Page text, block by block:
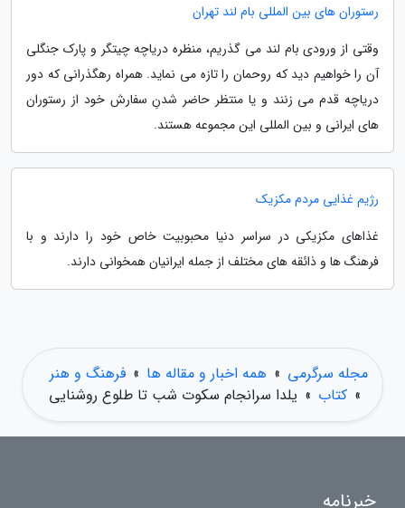
رستوران های بین المللی بام لند تهران
وقتی از ورودی بام لند می گذریم، منظره دریاچه چیتگر و پارک جنگلی
آن را خواهیم دید که روحمان را تازه می نماید. همراه رهگذرانی که دور
دریاچه قدم می زنند و یا منتظر حاضر شدنِ سفارش خود از رستوران
های ایرانی و بین المللی این مجموعه هستند.
رژیم غذایی مردم مکزیک
غذاهای مکزیکی در سراسر دنیا محبوبیت خاص خود را دارند و با
فرهنگ ها و ذائقه های مختلف از جمله ایرانیان همخوانی دارند.
مجله سرگرمی » همه اخبار و مقاله ها » فرهنگ و هنر
» کتاب » یلدا سرانجام سکوت شب تا طلوع روشنایی
خبرنامه